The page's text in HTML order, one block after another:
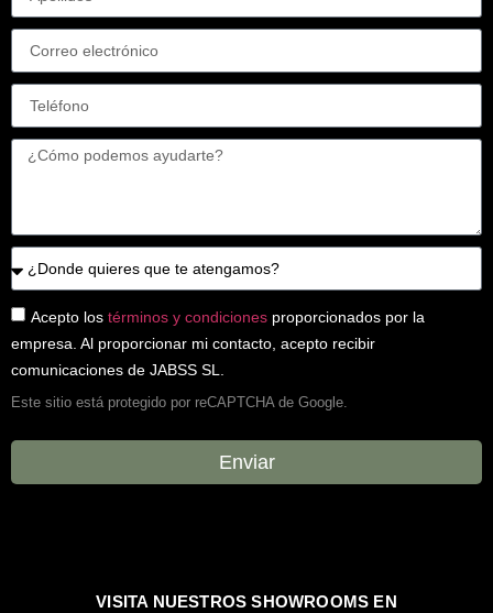
Acepto los términos y condiciones proporcionados por la
empresa. Al proporcionar mi contacto, acepto recibir
comunicaciones de JABSS SL.
Este sitio está protegido por reCAPTCHA de Google.
Enviar
VISITA NUESTROSSHOWROOMS EN